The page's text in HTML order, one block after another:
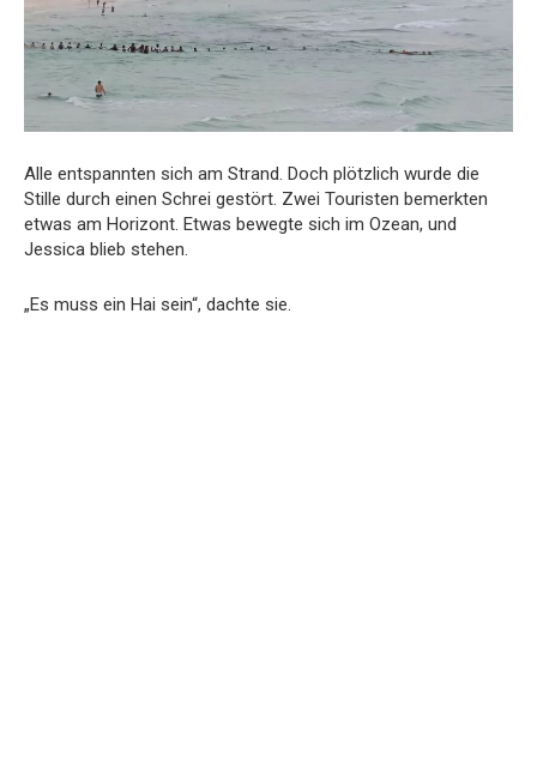
Alle entspannten sich am Strand. Doch plötzlich wurde die
Stille durch einen Schrei gestört. Zwei Touristen bemerkten
etwas am Horizont. Etwas bewegte sich im Ozean, und
Jessica blieb stehen.
„Es muss ein Hai sein“, dachte sie.